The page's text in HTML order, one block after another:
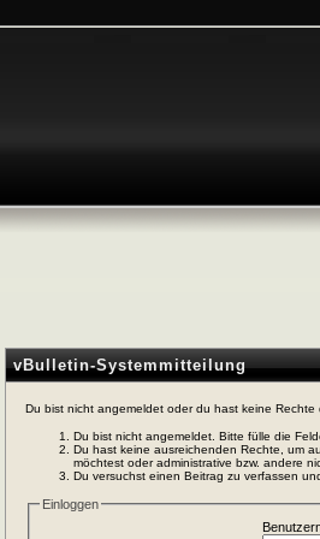
vBulletin-Systemmitteilung
Du bist nicht angemeldet oder du hast keine
Du bist nicht angemeldet. Bitte fülle die
Du hast keine ausreichenden Rechte, um
möchtest oder administrative bzw. andere
Du versuchst einen Beitrag zu verfassen
Einloggen